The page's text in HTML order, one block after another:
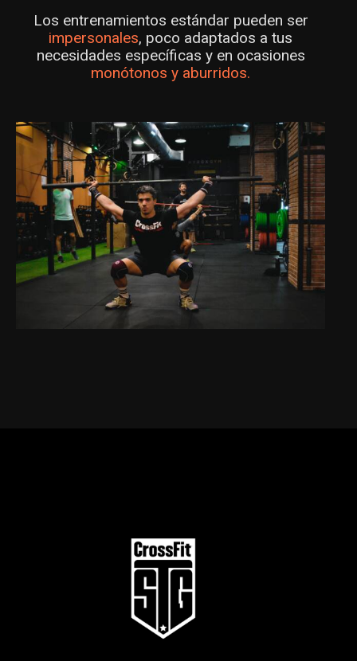
Los entrenamientos estándar pueden ser
impersonales, poco adaptados a tus
necesidades específicas y en ocasiones
monótonos y aburridos.